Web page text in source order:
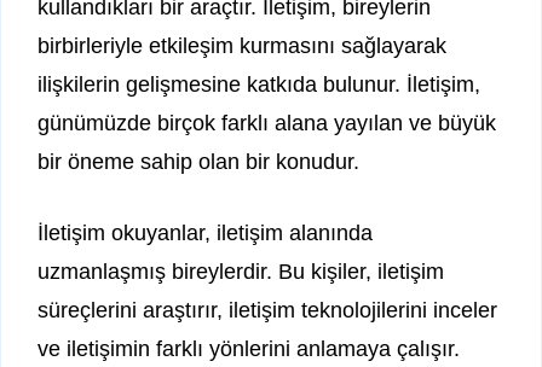
kullandıkları bir araçtır. İletişim, bireylerin
birbirleriyle etkileşim kurmasını sağlayarak
ilişkilerin gelişmesine katkıda bulunur. İletişim,
günümüzde birçok farklı alana yayılan ve büyük
bir öneme sahip olan bir konudur.
İletişim okuyanlar, iletişim alanında
uzmanlaşmış bireylerdir. Bu kişiler, iletişim
süreçlerini araştırır, iletişim teknolojilerini inceler
ve iletişimin farklı yönlerini anlamaya çalışır.